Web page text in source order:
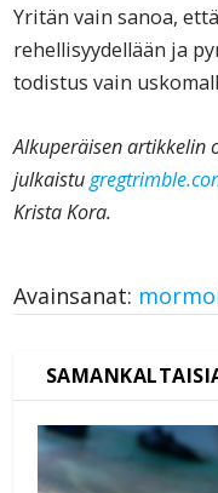
Yritän vain sanoa,
rehellisyydellään ja
todistus vain
Alkuperäisen artikkelin
julkaistu
Krista Kora.
Avainsanat: